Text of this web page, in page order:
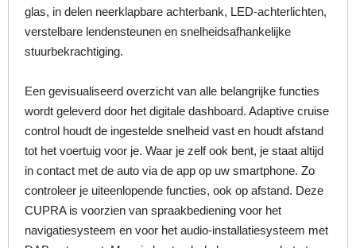
glas, in delen neerklapbare achterbank, LED-achterlichten,
verstelbare lendensteunen en snelheidsafhankelijke
stuurbekrachtiging.
Een gevisualiseerd overzicht van alle belangrijke functies
wordt geleverd door het digitale dashboard. Adaptive cruise
control houdt de ingestelde snelheid vast en houdt afstand
tot het voertuig voor je. Waar je zelf ook bent, je staat altijd
in contact met de auto via de app op uw smartphone. Zo
controleer je uiteenlopende functies, ook op afstand. Deze
CUPRA is voorzien van spraakbediening voor het
navigatiesysteem en voor het audio-installatiesysteem met